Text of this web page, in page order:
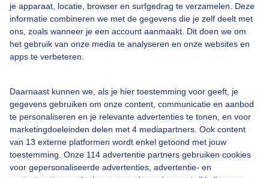
je apparaat, locatie, browser en surfgedrag te verzamelen. Deze
informatie combineren we met de gegevens die je zelf deelt met
ons, zoals wanneer je een account aanmaakt. Dit doen we om
het gebruik van onze media te analyseren en onze websites en
apps te verbeteren.
Daarnaast kunnen we, als je hier toestemming voor geeft, je
gegevens gebruiken om onze content, communicatie en aanbod
te personaliseren en je relevante advertenties te tonen, en voor
marketingdoeleinden delen met 4 mediapartners. Ook content
van 13 externe platformen wordt enkel getoond met jouw
toestemming. Onze 114 advertentie partners gebruiken cookies
voor gepersonaliseerde advertenties, advertentie- en
Over Buienradar